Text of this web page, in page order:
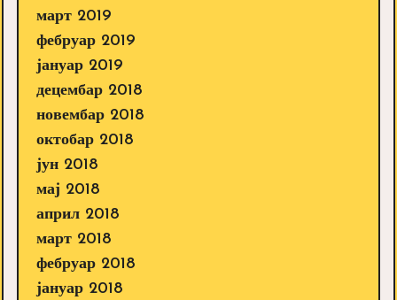
март 2019
фебруар 2019
јануар 2019
децембар 2018
новембар 2018
октобар 2018
јун 2018
мај 2018
април 2018
март 2018
фебруар 2018
јануар 2018